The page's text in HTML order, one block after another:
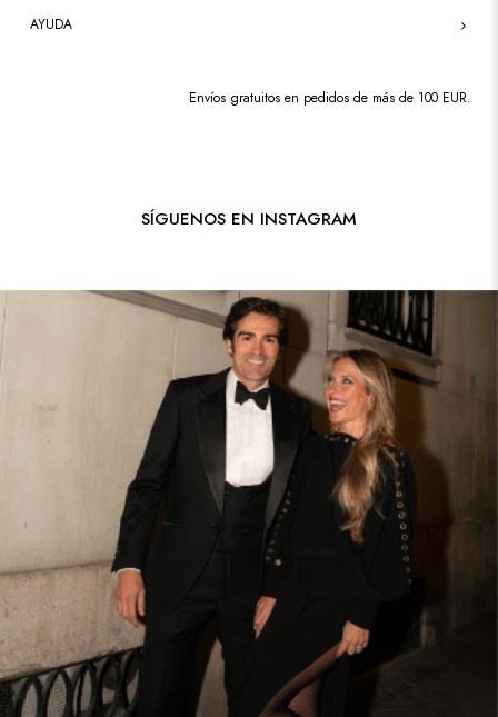
AYUDA
Envíos gratuitos en pedidos de más de 100 EUR.
SÍGUENOS EN INSTAGRAM